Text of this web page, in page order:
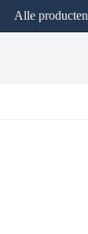
Alle producten